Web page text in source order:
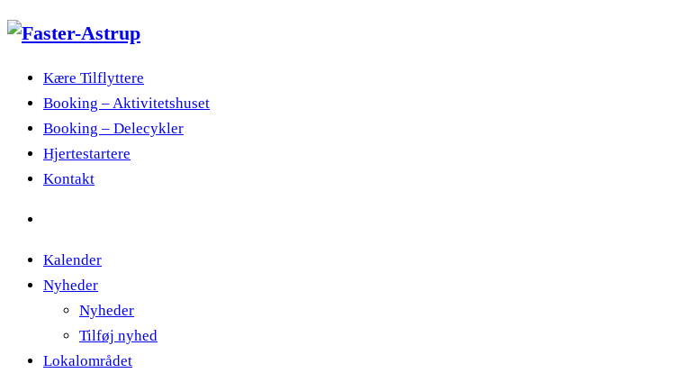
Kære Tilflyttere
Booking – Aktivitetshuset
Booking – Delecykler
Hjertestartere
Kontakt
Kalender
Nyheder
Nyheder
Tilføj nyhed
Lokalområdet